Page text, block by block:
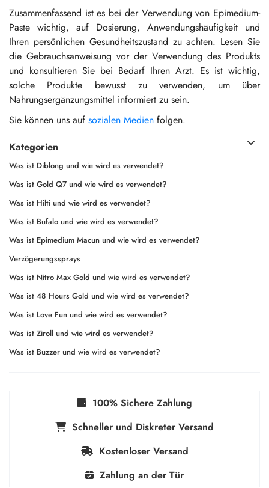
Zusammenfassend ist es bei der Verwendung von Epimedium-
Paste wichtig, auf Dosierung, Anwendungshäufigkeit und
Ihren persönlichen Gesundheitszustand zu achten. Lesen Sie
die Gebrauchsanweisung vor der Verwendung des Produkts
und konsultieren Sie bei Bedarf Ihren Arzt. Es ist wichtig,
solche Produkte bewusst zu verwenden, um über
Nahrungsergänzungsmittel informiert zu sein.
Sie können uns auf sozialen Medien folgen.
Kategorien
Was ist Diblong und wie wird es verwendet?
Was ist Gold Q7 und wie wird es verwendet?
Was ist Hilti und wie wird es verwendet?
Was ist Bufalo und wie wird es verwendet?
Was ist Epimedium Macun und wie wird es verwendet?
Verzögerungssprays
Was ist Nitro Max Gold und wie wird es verwendet?
Was ist 48 Hours Gold und wie wird es verwendet?
Was ist Love Fun und wie wird es verwendet?
Was ist Ziroll und wie wird es verwendet?
Was ist Buzzer und wie wird es verwendet?
100% Sichere Zahlung
Schneller und Diskreter Versand
Kostenloser Versand
Zahlung an der Tür